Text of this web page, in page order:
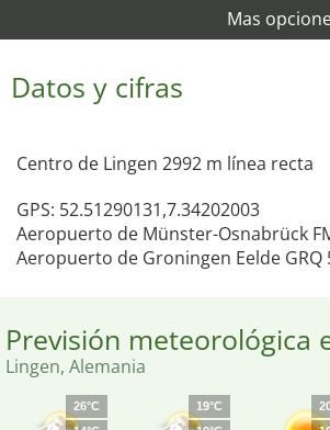
Mas
Datos y cifras
Centro de Lingen 2992 m línea recta
GPS: 52.51290131,7.34202003
Aeropuerto de Münster-Osnabrück
Aeropuerto de Groningen Eelde GRQ
Previsión meteorológica
Lingen, Alemania
26°C
19°C